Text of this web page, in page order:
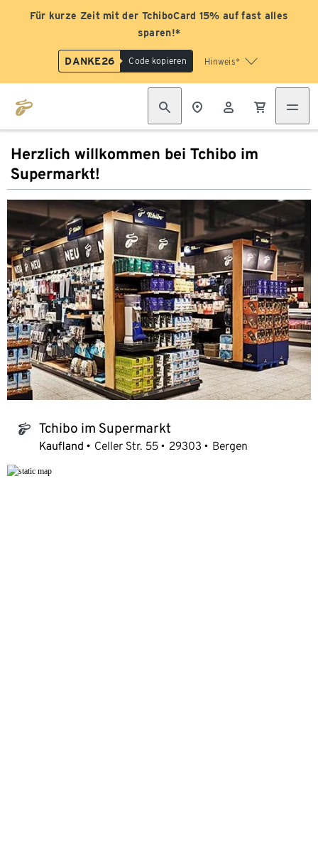
Für kurze Zeit mit der TchiboCard 15% auf fast alles
sparen!*
DANKE26 Code kopieren Hinweis*
Herzlich willkommen bei Tchibo im
Supermarkt!
tchibo_logo Tchibo im Supermarkt
Kaufland Celler Str. 55 29303 Bergen